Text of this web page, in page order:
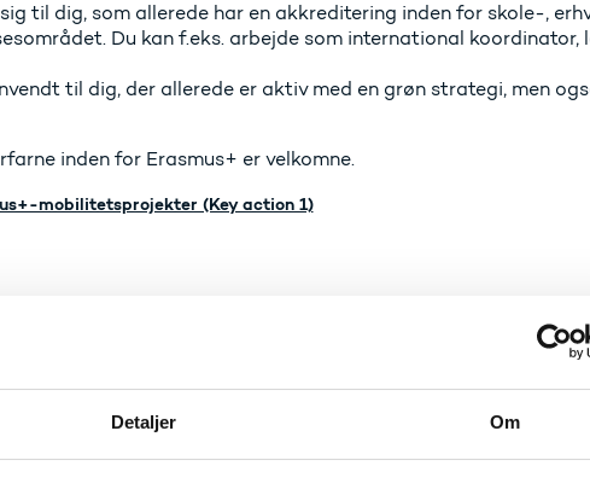
Detaljer Om
til dig, som allerede har en akkreditering inden for skole-,
Du kan f.eks. arbejde som international koordinator,
til dig, der allerede er aktiv med en grøn strategi, men
inden for Erasmus+ er velkomne.
mobilitetsprojekter (Key action 1)
at støtte organisationer i implementeringen af en grøn